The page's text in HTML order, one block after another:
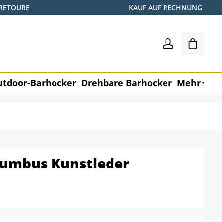
KAUF AUF RECHNUNG
Barhocker Drehbare Barhocker Mehr
Kunstleder